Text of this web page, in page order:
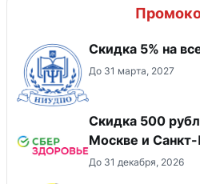
Скидка 5% на
До 31 марта, 2027
Скидка 500
Москве и
До 31 декабря, 2026